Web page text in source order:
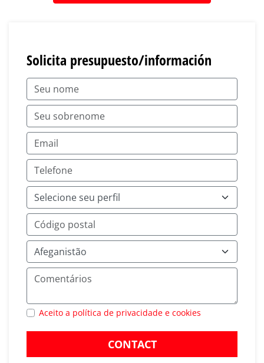
Solicita presupuesto/información
Aceito a política de privacidade e cookies
CONTACT